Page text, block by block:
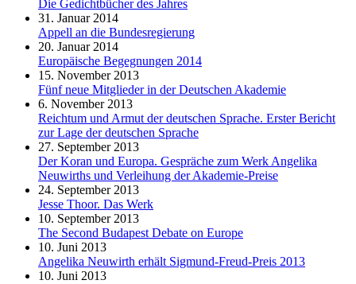
Die Gedichtbücher des Jahres
31. Januar 2014
Appell an die Bundesregierung
20. Januar 2014
Europäische Begegnungen 2014
15. November 2013
Fünf neue Mitglieder in der Deutschen Akademie
6. November 2013
Reichtum und Armut der deutschen Sprache. Erster Bericht
zur Lage der deutschen Sprache
27. September 2013
Der Koran und Europa. Gespräche zum Werk Angelika
Neuwirths und Verleihung der Akademie-Preise
24. September 2013
Jesse Thoor. Das Werk
10. September 2013
The Second Budapest Debate on Europe
10. Juni 2013
Angelika Neuwirth erhält Sigmund-Freud-Preis 2013
10. Juni 2013